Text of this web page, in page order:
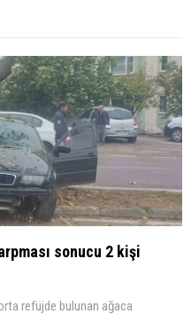
sonucu 2 kişi
refüjde bulunan ağaca